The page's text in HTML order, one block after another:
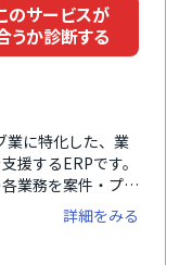
のサービスが
うか診断する
業に特化した、業
援するERPです。
業務を案件・プロ
プロジェクトの損
であっても原価を
に損益を把握でき
詳細をみる